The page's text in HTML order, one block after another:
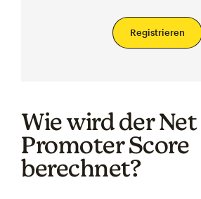
Registrieren
Wie wird der Net
Promoter Score
berechnet?